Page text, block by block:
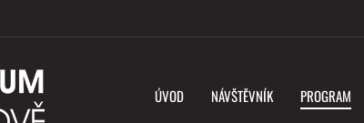
ÚVOD NÁVŠTĚVNÍK PROGRAM